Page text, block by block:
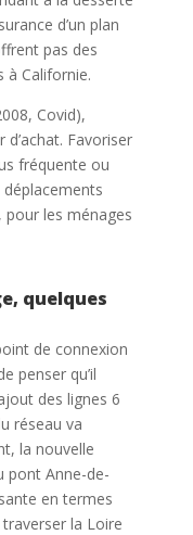
d’un plan
pas des
à Californie.
Covid),
Favoriser
fréquente ou
pour les ménages
quelques
de connexion
penser qu’il
des lignes 6
réseau va
la nouvelle
pont Anne-de-
en termes
la Loire